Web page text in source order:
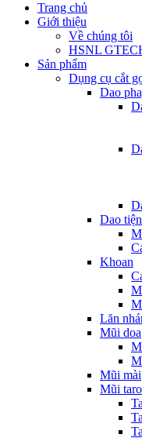
Trang chủ
Giới thiệu
Về chúng tôi
HSNL
Sản phẩm
Dụng cụ cắt
Dao
Dao tiện
Khoan
Lăn
Mũi doa
Mũi mài
Mũi taro